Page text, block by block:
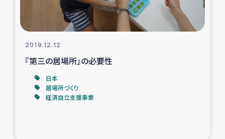
仮設住宅生活支援・農業復興支援
インターン・ボランティア日誌
2019.12.12
『第三の居場所』の必要性
日本
居場所づくり
経済自立支援事業